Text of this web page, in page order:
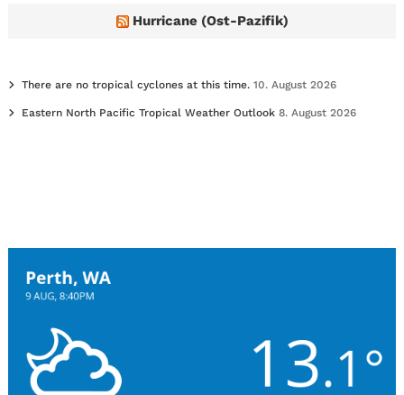
Hurricane (Ost-Pazifik)
There are no tropical cyclones at this time. 10. August 2026
Eastern North Pacific Tropical Weather Outlook 8. August 2026